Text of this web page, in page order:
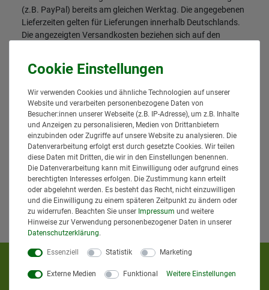
(z.B. PayPal) bereits am gleichen Werktag. Die angegebenen
Lieferzeiten gelten für Lieferungen innerhalb Deutschlands.
Die angezeigten Versandkosten beziehen sich auf den
Lieferzeiten für andere Länder entnehmen Sie bitte
KUNDENMEINUNGEN
Wir verwenden Cookies und ähnliche Technologien auf unserer
Website und verarbeiten personenbezogene Daten von
Besucher:innen unserer Webseite (z.B. IP-Adresse), um z.B. Inhalte
und Anzeigen zu personalisieren, Medien von Drittanbietern
einzubinden oder Zugriffe auf unsere Website zu analysieren. Die
Datenverarbeitung erfolgt erst durch gesetzte Cookies. Wir teilen
diese Daten mit Dritten, die wir in den Einstellungen benennen.
Die Datenverarbeitung kann mit Einwilligung oder aufgrund eines
berechtigten Interesses erfolgen. Die Zustimmung kann erteilt
oder abgelehnt werden. Es besteht das Recht, nicht einzuwilligen
und die Einwilligung zu einem späteren Zeitpunkt zu ändern oder
zu widerrufen. Beachten Sie unser Impressum und weitere
Hinweise zur Verwendung personenbezogener Daten in unserer
Daten­schutz­erklärung.
Essenziell Statistik Marketing
Externe Medien Funktional Weitere Einstellungen